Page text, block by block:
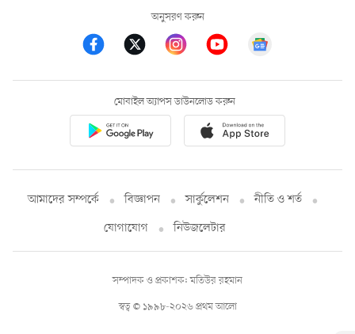
অনুসরণ করুন
মোবাইল অ্যাপস ডাউনলোড করুন
আমাদের সম্পর্কে বিজ্ঞাপন সার্কুলেশন
নীতি ও শর্ত
যোগাযোগ
নিউজলেটার
স্বত্ব © ১৯৯৮-২০২৬ প্রথম আলো
সম্পাদক ও প্রকাশক: মতিউর রহমান